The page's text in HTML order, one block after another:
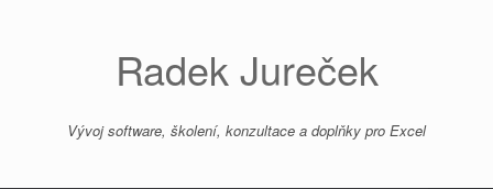
Radek Jureček
Vývoj software, školení, konzultace a doplňky pro Excel